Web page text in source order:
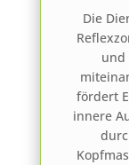
Die
und
fördert
innere